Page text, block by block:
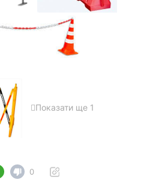
Показати ще 1
0